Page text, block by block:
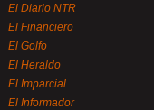
El Diario NTR
El Financiero
El Golfo
El Heraldo
El Imparcial
El Informador